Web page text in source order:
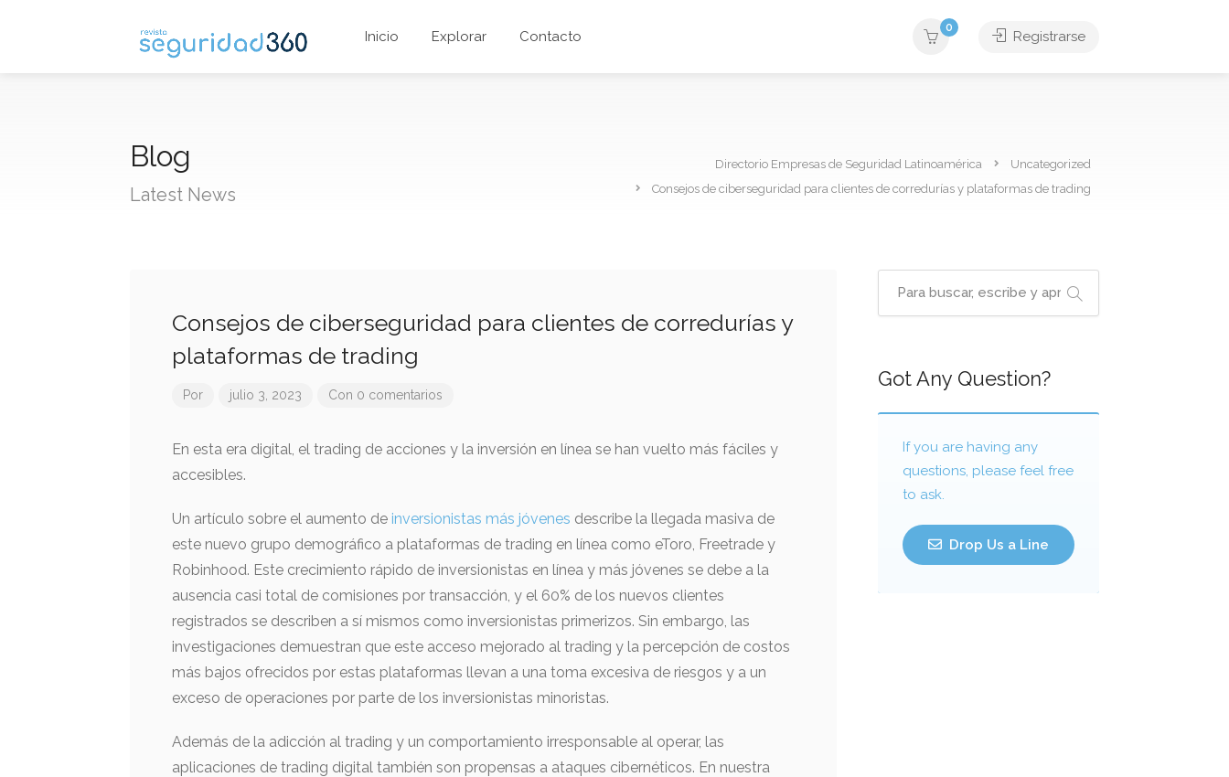
Inicio Explorar Contacto
0
Registrarse
Blog
Latest News
Directorio Empresas de Seguridad Latinoamérica
Uncategorized
Consejos de ciberseguridad para clientes de corredurías y plataformas de trading
Consejos de ciberseguridad para clientes de corredurías y
plataformas de trading
Por julio 3, 2023 Con 0 comentarios
En esta era digital, el trading de acciones y la inversión en línea se han vuelto más fáciles y
accesibles.
Un artículo sobre el aumento de inversionistas más jóvenes describe la llegada masiva de
este nuevo grupo demográfico a plataformas de trading en línea como eToro, Freetrade y
Robinhood. Este crecimiento rápido de inversionistas en línea y más jóvenes se debe a la
ausencia casi total de comisiones por transacción, y el 60% de los nuevos clientes
registrados se describen a sí mismos como inversionistas primerizos. Sin embargo, las
investigaciones demuestran que este acceso mejorado al trading y la percepción de costos
más bajos ofrecidos por estas plataformas llevan a una toma excesiva de riesgos y a un
exceso de operaciones por parte de los inversionistas minoristas.
Además de la adicción al trading y un comportamiento irresponsable al operar, las
aplicaciones de trading digital también son propensas a ataques cibernéticos. En nuestra
Got Any Question?
If you are having any
questions, please feel free
to ask.
Drop Us a Line